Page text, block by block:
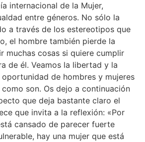
internacional de la Mujer,
entre géneros. No sólo la
a través de los estereotipos que
el hombre también pierde la
muchas cosas si quiere cumplir
de él. Veamos la libertad y la
de hombres y mujeres
son. Os dejo a continuación
que deja bastante claro el
que invita a la reflexión: «Por
cansado de parecer fuerte
hay una mujer que está